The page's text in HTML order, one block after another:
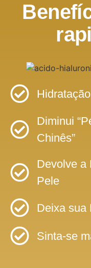
Diminui
Chinês”
Devolve a
Pele
Deixa sua
Sinta-se